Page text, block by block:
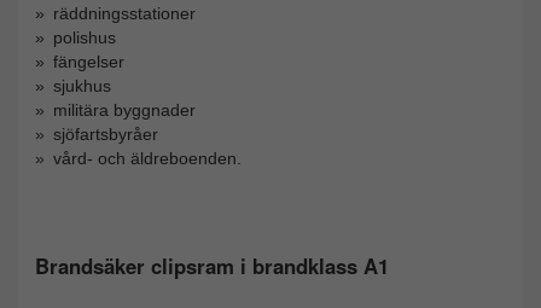
räddningsstationer
polishus
fängelser
sjukhus
militära byggnader
sjöfartsbyråer
vård- och äldreboenden.
Brandsäker clipsram i brandklass A1